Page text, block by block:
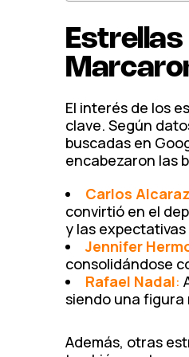
El interés de los
clave. Según
buscadas en
encabezaron las
Carlos Alcaraz
convirtió en el
y las
Jennifer
consolidándose
Rafael Nadal:
siendo una figura
Además, otras